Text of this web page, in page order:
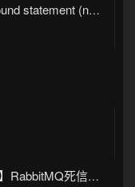
mybatis plus 出现 Invalid bound statement (not found)
【延时任务处理、订单失效】RabbitMQ死信队列实现